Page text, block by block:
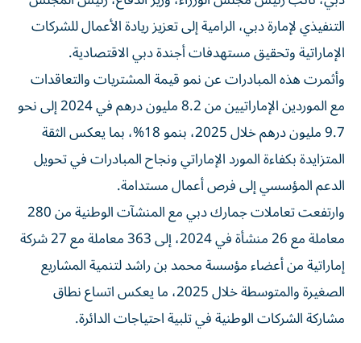
التنفيذي لإمارة دبي، الرامية إلى تعزيز ريادة الأعمال للشركات
الإماراتية وتحقيق مستهدفات أجندة دبي الاقتصادية.
وأثمرت هذه المبادرات عن نمو قيمة المشتريات والتعاقدات
مع الموردين الإماراتيين من 8.2 مليون درهم في 2024 إلى نحو
9.7 مليون درهم خلال 2025، بنمو 18%، بما يعكس الثقة
المتزايدة بكفاءة المورد الإماراتي ونجاح المبادرات في تحويل
الدعم المؤسسي إلى فرص أعمال مستدامة.
وارتفعت تعاملات جمارك دبي مع المنشآت الوطنية من 280
معاملة مع 26 منشأة في 2024، إلى 363 معاملة مع 27 شركة
إماراتية من أعضاء مؤسسة محمد بن راشد لتنمية المشاريع
الصغيرة والمتوسطة خلال 2025، ما يعكس اتساع نطاق
مشاركة الشركات الوطنية في تلبية احتياجات الدائرة.